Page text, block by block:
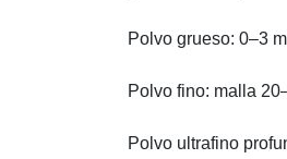
Polvo grueso: 0–3
Polvo fino: malla
Polvo ultrafino